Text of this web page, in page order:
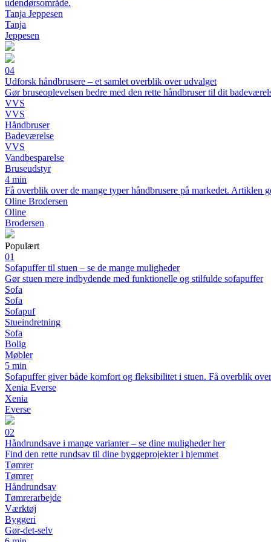
udendørsområde.
Tanja Jeppesen
Tanja
Jeppesen
04
Udforsk håndbrusere – et samlet overblik over udvalget
Gør bruseoplevelsen bedre med den rette håndbruser til dit
VVS
VVS
Håndbruser
Badeværelse
VVS
Vandbesparelse
Bruseudstyr
4 min
Få overblik over de mange typer håndbrusere på markedet. Artiklen
Oline Brodersen
Oline
Brodersen
Populært
01
Sofapuffer til stuen – se de mange muligheder
Gør stuen mere indbydende med funktionelle og stilfulde sofapuffer
Sofa
Sofa
Sofapuf
Stueindretning
Sofa
Bolig
Møbler
5 min
Sofapuffer giver både komfort og fleksibilitet i stuen. Få overblik
Xenia Everse
Xenia
Everse
02
Håndrundsave i mange varianter – se dine muligheder her
Find den rette rundsav til dine byggeprojekter i hjemmet
Tømrer
Tømrer
Håndrundsav
Tømrerarbejde
Værktøj
Byggeri
Gør-det-selv